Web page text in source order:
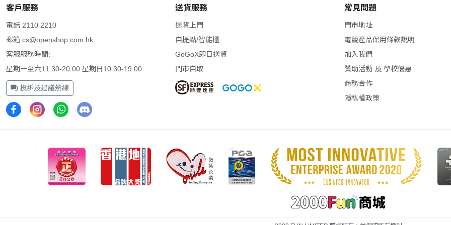
客戶服務
電話 2110 2210
郵箱 cs@openshop.com.hk
客服服務時間:
星期一至六11:30-20:00 星期日10:30-19:00
投訴及建議熱線
送貨服務
送貨上門
自提點/智能櫃
GoGoX即日送貨
門市自取
常見問題
門市地址
電競產品保用條款說明
加入我們
贊助活動 及 學校優惠
商務合作
隱私權政策